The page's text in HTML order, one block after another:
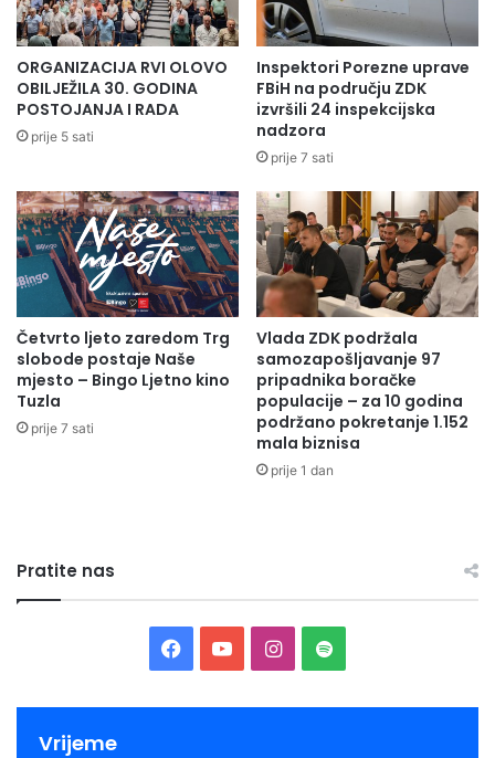
ORGANIZACIJA RVI OLOVO
OBILJEŽILA 30. GODINA
POSTOJANJA I RADA
prije 5 sati
Inspektori Porezne uprave
FBiH na području ZDK
izvršili 24 inspekcijska
nadzora
prije 7 sati
Četvrto ljeto zaredom Trg
slobode postaje Naše
mjesto – Bingo Ljetno kino
Tuzla
prije 7 sati
Vlada ZDK podržala
samozapošljavanje 97
pripadnika boračke
populacije – za 10 godina
podržano pokretanje 1.152
mala biznisa
prije 1 dan
Pratite nas
Facebook
YouTubeInstagram
Spotify
Vrijeme